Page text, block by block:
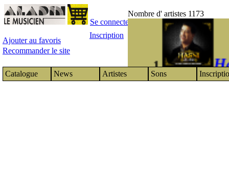
Se connecter
Inscription
Ajouter au favoris
Recommander le site
Nombre d' artistes 1173
1
Catalogue News Artistes Sons